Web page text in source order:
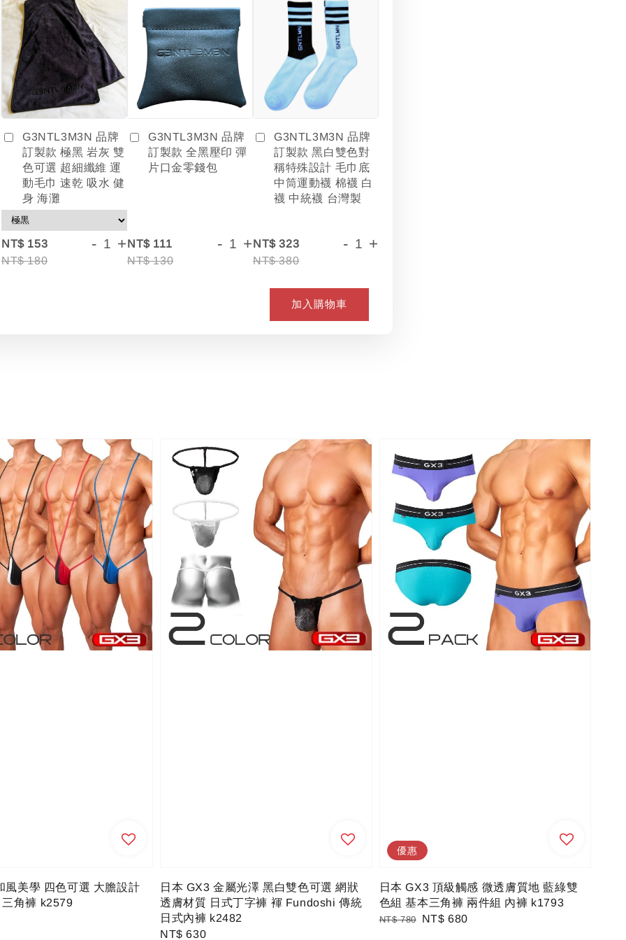
G3NTL3M3N 品牌
訂製款 極黑 岩灰 雙
色可選 超細纖維 運
動毛巾 速乾 吸水 健
身 海灘
NT$ 153
NT$ 180
- +
G3NTL3M3N 品牌
訂製款 全黑壓印 彈
片口金零錢包
NT$ 111
NT$ 130
- +
G3NTL3M3N 品牌
訂製款 黑白雙色對
稱特殊設計 毛巾底
中筒運動襪 棉襪 白
襪 中統襪 台灣製
NT$ 323
NT$ 380
- +
加入購物車
風美學 四色可選 大膽設計
角褲 k2579
日本 GX3 金屬光澤 黑白雙色可選 網狀
透膚材質 日式丁字褲 褌 Fundoshi 傳統
日式內褲 k2482
Regular
NT$ 630
優惠
日本 GX3 頂級觸感 微透膚質地 藍綠雙
色組 基本三角褲 兩件組 內褲 k1793
Regular
NT$ 780
Sale
NT$ 680